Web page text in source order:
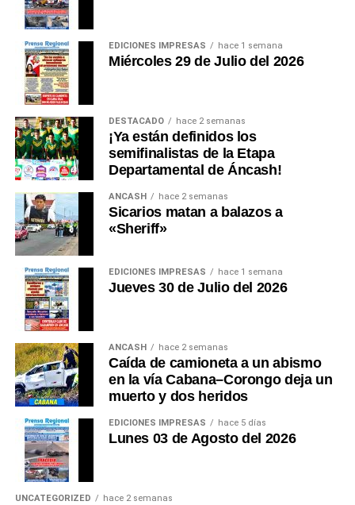
(Ronald Montoro Yopla)
EDICIONES IMPRESAS hace 1 semana
Miércoles 29 de Julio del 2026
DESTACADO hace 2 semanas
¡Ya están definidos los
semifinalistas de la Etapa
Departamental de Áncash!
ANCASH hace 2 semanas
Sicarios matan a balazos a
«Sheriff»
EDICIONES IMPRESAS hace 1 semana
Jueves 30 de Julio del 2026
ANCASH hace 2 semanas
Caída de camioneta a un abismo
en la vía Cabana–Corongo deja un
muerto y dos heridos
EDICIONES IMPRESAS hace 5 días
Lunes 03 de Agosto del 2026
UNCATEGORIZED hace 2 semanas